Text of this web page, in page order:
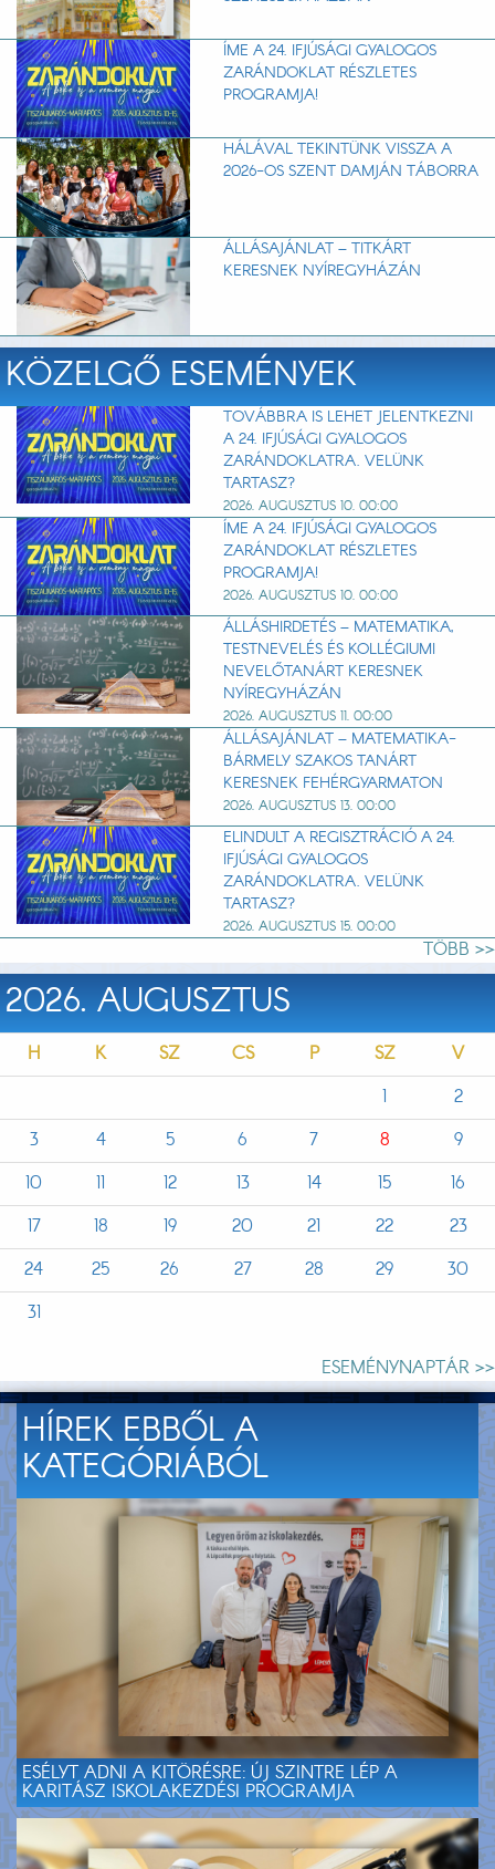
ÍME A 24. IFJÚSÁGI GYALOGOS
ZARÁNDOKLAT RÉSZLETES
PROGRAMJA!
HÁLÁVAL TEKINTÜNK VISSZA A
2026-OS SZENT DAMJÁN TÁBORRA
ÁLLÁSAJÁNLAT – TITKÁRT
KERESNEK NYÍREGYHÁZÁN
KÖZELGŐ ESEMÉNYEK
TOVÁBBRA IS LEHET JELENTKEZNI
A 24. IFJÚSÁGI GYALOGOS
ZARÁNDOKLATRA. VELÜNK
TARTASZ?
2026. AUGUSZTUS 10. 00:00
ÍME A 24. IFJÚSÁGI GYALOGOS
ZARÁNDOKLAT RÉSZLETES
PROGRAMJA!
2026. AUGUSZTUS 10. 00:00
ÁLLÁSHIRDETÉS – MATEMATIKA,
TESTNEVELÉS ÉS KOLLÉGIUMI
NEVELŐTANÁRT KERESNEK
NYÍREGYHÁZÁN
2026. AUGUSZTUS 11. 00:00
ÁLLÁSAJÁNLAT – MATEMATIKA-
BÁRMELY SZAKOS TANÁRT
KERESNEK FEHÉRGYARMATON
2026. AUGUSZTUS 13. 00:00
ELINDULT A REGISZTRÁCIÓ A 24.
IFJÚSÁGI GYALOGOS
ZARÁNDOKLATRA. VELÜNK
TARTASZ?
2026. AUGUSZTUS 15. 00:00
TÖBB >>
2026. AUGUSZTUS
H K SZ CS P SZ
V
1
2
3
4 5 6 7 8
9
10
11 12 13 14 15
16
17
18 19 20 21 22
23
24
25 26 27 28 29
30
31
ESEMÉNYNAPTÁR >>
HÍREK EBBŐL A
KATEGÓRIÁBÓL
ESÉLYT ADNI A KITÖRÉSRE: ÚJ SZINTRE LÉP A
KARITÁSZ ISKOLAKEZDÉSI PROGRAMJA